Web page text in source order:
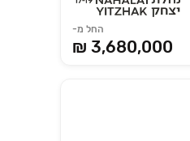
החל מ-
3,680,000 ₪